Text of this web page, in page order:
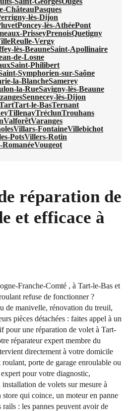
ChâteauPasques
lès-Dijon
Poncey-lès-AthéePont
PrisseyPrenoisQuetigny
Reulle-Vergy
lès-BeauneSaint-Apollinaire
de-Losne
Saint-Philibert
Symphorien-sur-Saône
la-BlancheSamerey
la-RueSavigny-lès-Beaune
Sennecey-lès-Dijon
Tart-le-BasTernant
TillenayTréclunTrouhans
ValforêtVaranges
Villars-FontaineVillebichot
PotsVillers-Rotin
RomanéeVougeot
réparation de
et efficace à
Franche-Comté , à Tart-le-Bas et
refuse de fonctionner ?
de manivelle, rénovation du treuil,
pièces détachées : faites appel à un
pour une réparation de volet à Tart-
réparateur expert membre du
directement à votre domicile
porte de garage enroulable ou
pour votre diagnostic,
de volets sur mesure à
qui coince, un moteur en panne
: les pannes peuvent avoir de